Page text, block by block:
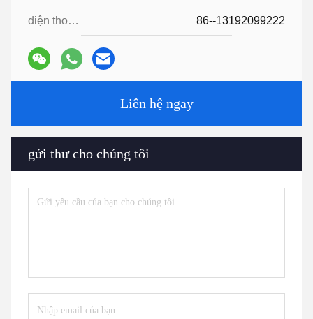
điện thoại: 86--13192099222
Liên hệ ngay
gửi thư cho chúng tôi